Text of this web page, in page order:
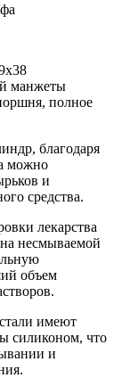
манжеты
полное
благодаря
можно
и
средства.
лекарства
несмываемой
объем
имеют
силиконом, что
и